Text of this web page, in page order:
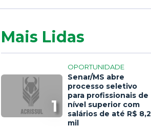
Mais Lidas
1
OPORTUNIDADE
Senar/MS abre
processo seletivo
para profissionais de
nível superior com
salários de até R$ 8,2
mil